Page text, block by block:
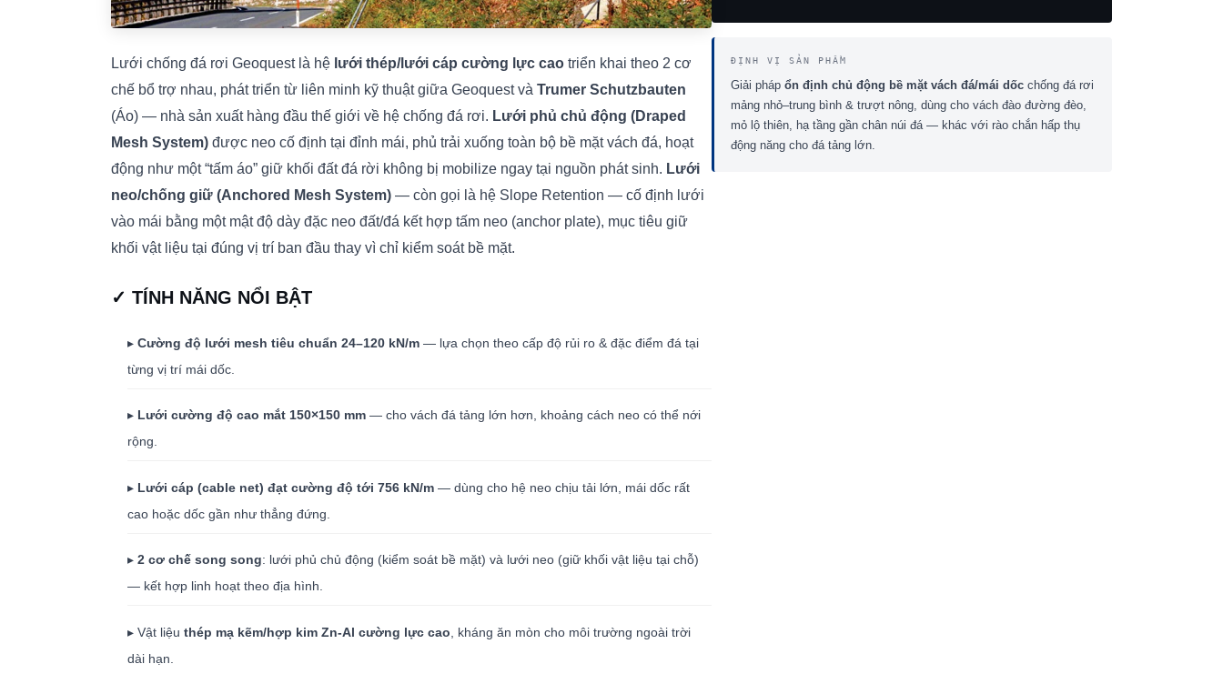
Lưới chống đá rơi Geoquest là hệ lưới thép/lưới cáp cường lực cao triển khai theo 2 cơ
chế bổ trợ nhau, phát triển từ liên minh kỹ thuật giữa Geoquest và Trumer Schutzbauten
(Áo) — nhà sản xuất hàng đầu thế giới về hệ chống đá rơi. Lưới phủ chủ động (Draped
Mesh System) được neo cố định tại đỉnh mái, phủ trải xuống toàn bộ bề mặt vách đá, hoạt
động như một “tấm áo” giữ khối đất đá rời không bị mobilize ngay tại nguồn phát sinh. Lưới
neo/chống giữ (Anchored Mesh System) — còn gọi là hệ Slope Retention — cố định lưới
vào mái bằng một mật độ dày đặc neo đất/đá kết hợp tấm neo (anchor plate), mục tiêu giữ
khối vật liệu tại đúng vị trí ban đầu thay vì chỉ kiểm soát bề mặt.
✓ TÍNH NĂNG NỔI BẬT
▸Cường độ lưới mesh tiêu chuẩn 24–120 kN/m — lựa chọn theo cấp độ rủi ro & đặc điểm đá tại
từng vị trí mái dốc.
▸ Lưới cường độ cao mắt 150×150 mm — cho vách đá tảng lớn hơn, khoảng cách neo có thể nới
rộng.
▸ Lưới cáp (cable net) đạt cường độ tới 756 kN/m — dùng cho hệ neo chịu tải lớn, mái dốc rất
cao hoặc dốc gần như thẳng đứng.
▸2 cơ chế song song: lưới phủ chủ động (kiểm soát bề mặt) và lưới neo (giữ khối vật liệu tại chỗ)
— kết hợp linh hoạt theo địa hình.
▸ Vật liệuthép mạ kẽm/hợp kim Zn-Al cường lực cao , kháng ăn mòn cho môi trường ngoài trời
dài hạn.
ĐỊNH VỊ SẢN PHẨM
Giải pháp ổn định chủ động bề mặt vách đá/mái dốc chống đá rơi
mảng nhỏ–trung bình & trượt nông, dùng cho vách đào đường đèo,
mỏ lộ thiên, hạ tầng gần chân núi đá — khác với rào chắn hấp thụ
động năng cho đá tảng lớn.